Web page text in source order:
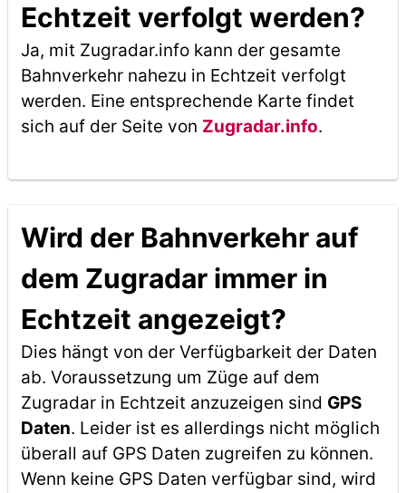
Echtzeit verfolgt werden?
Ja, mit Zugradar.info kann der gesamte
Bahnverkehr nahezu in Echtzeit verfolgt
werden. Eine entsprechende Karte findet
sich auf der Seite von Zugradar.info.
Wird der Bahnverkehr auf
dem Zugradar immer in
Echtzeit angezeigt?
Dies hängt von der Verfügbarkeit der Daten
ab. Voraussetzung um Züge auf dem
Zugradar in Echtzeit anzuzeigen sind GPS
Daten. Leider ist es allerdings nicht möglich
überall auf GPS Daten zugreifen zu können.
Wenn keine GPS Daten verfügbar sind, wird